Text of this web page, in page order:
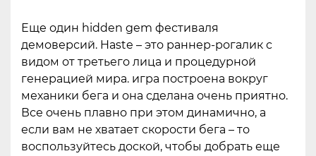
Еще один hidden gem фестиваля
демоверсий. Haste – это раннер-рогалик с
видом от третьего лица и процедурной
генерацией мира. игра построена вокруг
механики бега и она сделана очень приятно.
Все очень плавно при этом динамично, а
если вам не хватает скорости бега – то
воспользуйтесь доской, чтобы добрать еще